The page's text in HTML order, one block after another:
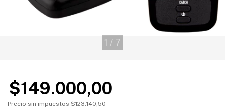
1 / 7
$149.000,00
Precio sin impuestos $123.140,50